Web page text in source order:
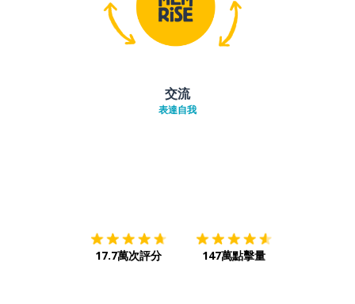
交流
表達自我
17.7萬次評分 147萬點擊量